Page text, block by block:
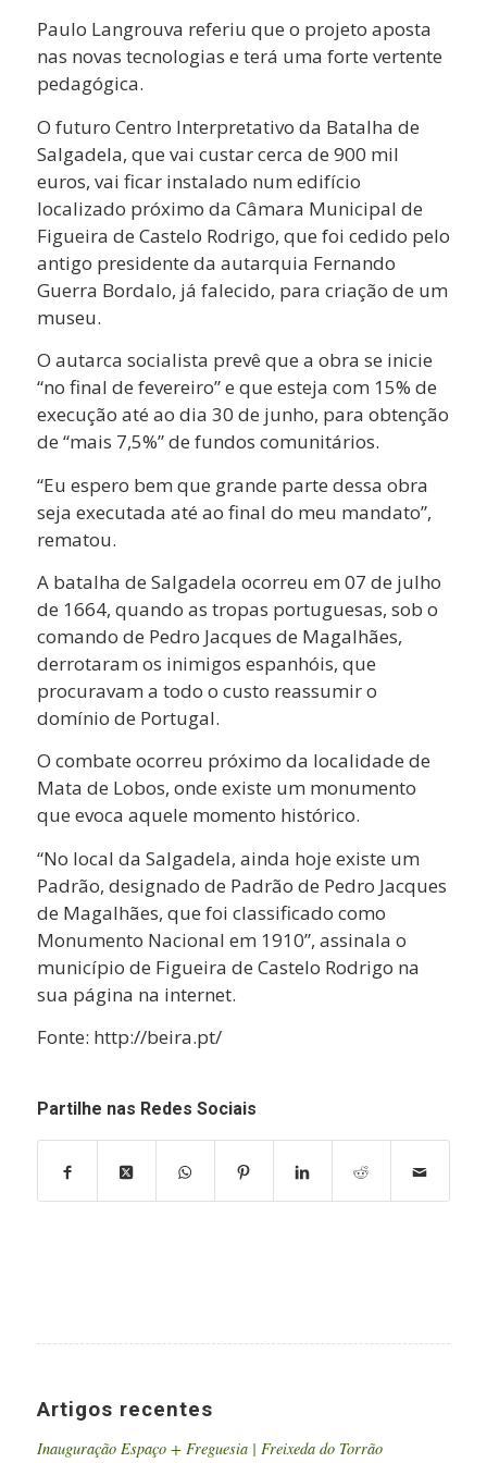
Paulo Langrouva referiu que o projeto aposta
nas novas tecnologias e terá uma forte vertente
pedagógica.
O futuro Centro Interpretativo da Batalha de
Salgadela, que vai custar cerca de 900 mil
euros, vai ficar instalado num edifício
localizado próximo da Câmara Municipal de
Figueira de Castelo Rodrigo, que foi cedido pelo
antigo presidente da autarquia Fernando
Guerra Bordalo, já falecido, para criação de um
museu.
O autarca socialista prevê que a obra se inicie
“no final de fevereiro” e que esteja com 15% de
execução até ao dia 30 de junho, para obtenção
de “mais 7,5%” de fundos comunitários.
“Eu espero bem que grande parte dessa obra
seja executada até ao final do meu mandato”,
rematou.
A batalha de Salgadela ocorreu em 07 de julho
de 1664, quando as tropas portuguesas, sob o
comando de Pedro Jacques de Magalhães,
derrotaram os inimigos espanhóis, que
procuravam a todo o custo reassumir o
domínio de Portugal.
O combate ocorreu próximo da localidade de
Mata de Lobos, onde existe um monumento
que evoca aquele momento histórico.
“No local da Salgadela, ainda hoje existe um
Padrão, designado de Padrão de Pedro Jacques
de Magalhães, que foi classificado como
Monumento Nacional em 1910”, assinala o
município de Figueira de Castelo Rodrigo na
sua página na internet.
Fonte: http://beira.pt/
Partilhe nas Redes Sociais
Artigos recentes
Inauguração Espaço + Freguesia | Freixeda do Torrão